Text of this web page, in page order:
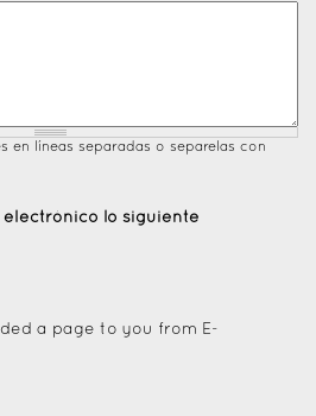
en líneas separadas o separelas con
lo siguiente
a page to you from E-